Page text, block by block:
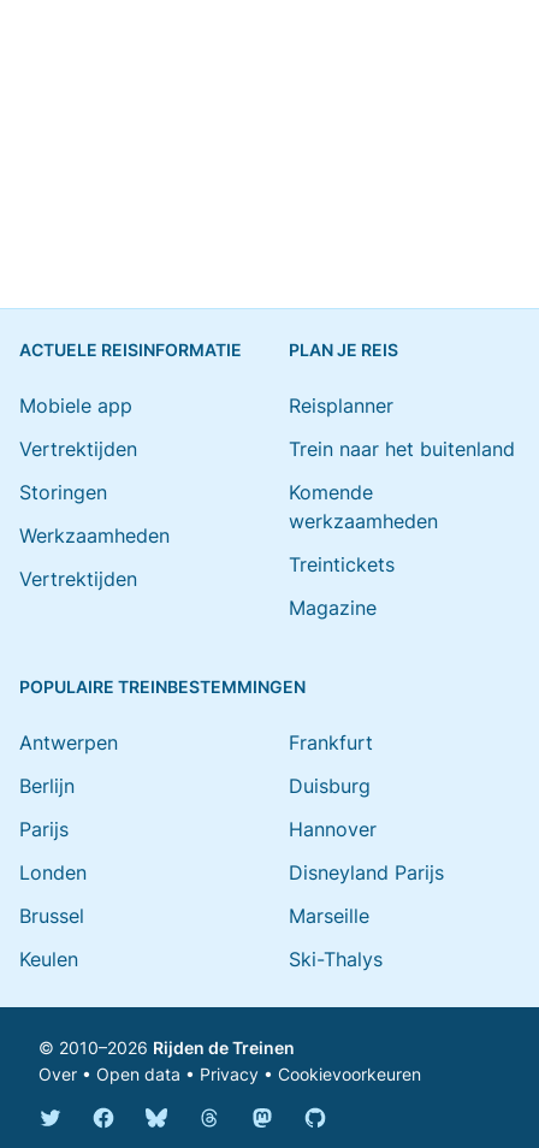
ACTUELE REISINFORMATIE
Mobiele app
Vertrektijden
Storingen
Werkzaamheden
Vertrektijden
PLAN JE REIS
Reisplanner
Trein naar het buitenland
Komende
werkzaamheden
Treintickets
Magazine
POPULAIRE TREINBESTEMMINGEN
Antwerpen
Berlijn
Parijs
Londen
Brussel
Keulen
Frankfurt
Duisburg
Hannover
Disneyland Parijs
Marseille
Ski-Thalys
© 2010–2026 Rijden de Treinen
Over • Open data • Privacy • Cookievoorkeuren